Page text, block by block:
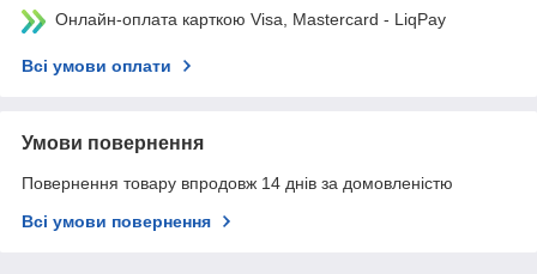
Онлайн-оплата карткою Visa, Mastercard - LiqPay
Всі умови оплати
Умови повернення
Повернення товару впродовж 14 днів за домовленістю
Всі умови повернення